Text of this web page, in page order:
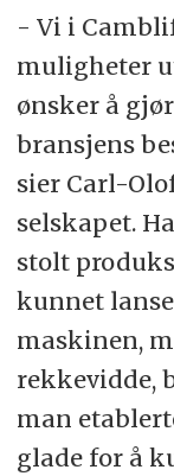
- Vi i
muligheter
ønsker å
bransjens
sier Carl-
selskapet.
stolt
kunnet
maskinen,
rekkevidde,
man
glade for å